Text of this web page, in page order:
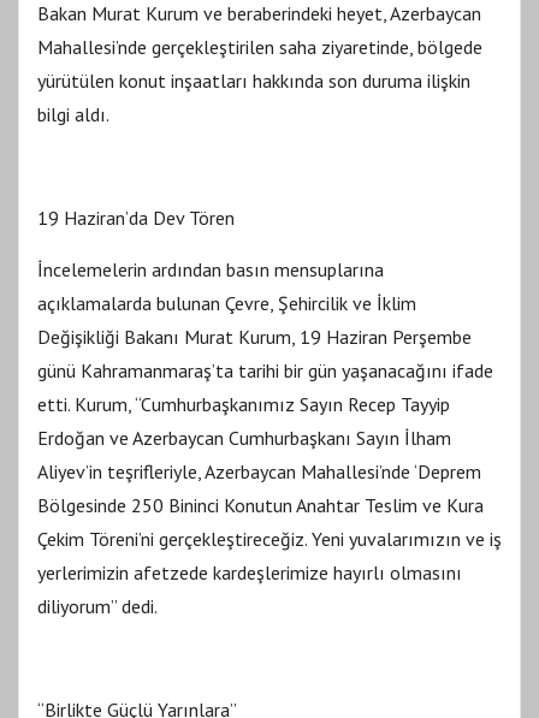
Bakan Murat Kurum ve beraberindeki heyet, Azerbaycan
Mahallesi’nde gerçekleştirilen saha ziyaretinde, bölgede
yürütülen konut inşaatları hakkında son duruma ilişkin
bilgi aldı.
19 Haziran’da Dev Tören
İncelemelerin ardından basın mensuplarına
açıklamalarda bulunan Çevre, Şehircilik ve İklim
Değişikliği Bakanı Murat Kurum, 19 Haziran Perşembe
günü Kahramanmaraş’ta tarihi bir gün yaşanacağını ifade
etti. Kurum, “Cumhurbaşkanımız Sayın Recep Tayyip
Erdoğan ve Azerbaycan Cumhurbaşkanı Sayın İlham
Aliyev’in teşrifleriyle, Azerbaycan Mahallesi’nde ‘Deprem
Bölgesinde 250 Bininci Konutun Anahtar Teslim ve Kura
Çekim Töreni’ni gerçekleştireceğiz. Yeni yuvalarımızın ve iş
yerlerimizin afetzede kardeşlerimize hayırlı olmasını
diliyorum” dedi.
“Birlikte Güçlü Yarınlara”